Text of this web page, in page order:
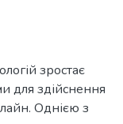
зростає
для здійснення
Однією з